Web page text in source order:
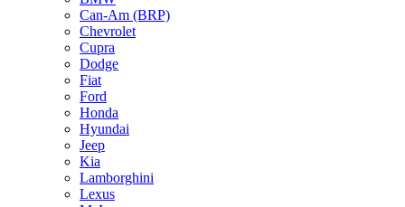
Can-Am (BRP)
Chevrolet
Cupra
Dodge
Fiat
Ford
Honda
Hyundai
Jeep
Kia
Lamborghini
Lexus